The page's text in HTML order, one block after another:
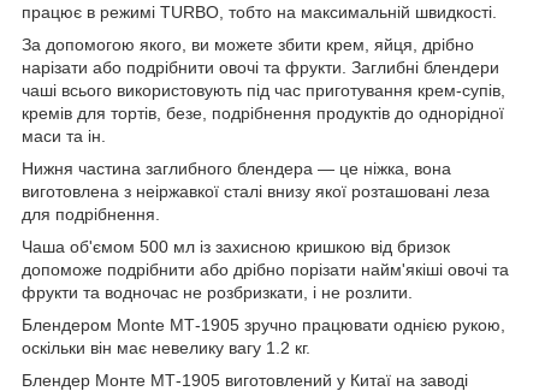
працює в режимі TURBO, тобто на максимальній швидкості.
За допомогою якого, ви можете збити крем, яйця, дрібно
нарізати або подрібнити овочі та фрукти. Заглибні блендери
чаші всього використовують під час приготування крем-супів,
кремів для тортів, безе, подрібнення продуктів до однорідної
маси та ін.
Нижня частина заглибного блендера — це ніжка, вона
виготовлена з неіржавкої сталі внизу якої розташовані леза
для подрібнення.
Чаша об'ємом 500 мл із захисною кришкою від бризок
допоможе подрібнити або дрібно порізати найм'якіші овочі та
фрукти та водночас не розбризкати, і не розлити.
Блендером Monte МТ-1905 зручно працювати однією рукою,
оскільки він має невелику вагу 1.2 кг.
Блендер Монте МТ-1905 виготовлений у Китаї на заводі